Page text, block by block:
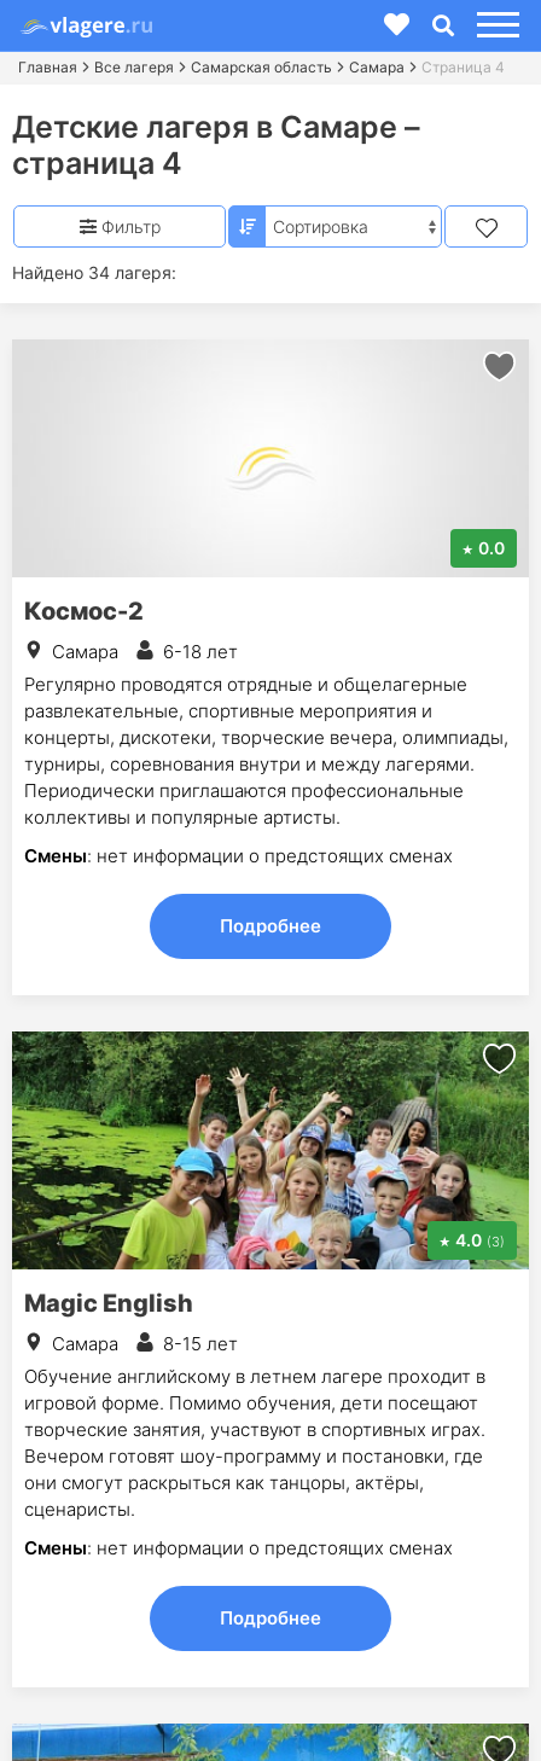
Главная Все лагеря Самарская область Самара Страница 4
Детские лагеря в Самаре –
страница 4
Найдено 34 лагеря:
Фильтр
0.0
Космос-2
Самара
6-18 лет
Регулярно проводятся отрядные и общелагерные
развлекательные, спортивные мероприятия и
концерты, дискотеки, творческие вечера, олимпиады,
турниры, соревнования внутри и между лагерями.
Периодически приглашаются профессиональные
коллективы и популярные артисты.
Смены: нет информации о предстоящих сменах
Подробнее
4.0 (3)
Magic English
Самара
8-15 лет
Обучение английскому в летнем лагере проходит в
игровой форме. Помимо обучения, дети посещают
творческие занятия, участвуют в спортивных играх.
Вечером готовят шоу-программу и постановки, где
они смогут раскрыться как танцоры, актёры,
сценаристы.
Смены: нет информации о предстоящих сменах
Подробнее